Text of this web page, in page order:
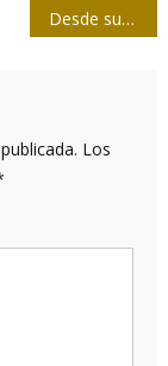
Desde su Habana como eterna sinfonía
Los